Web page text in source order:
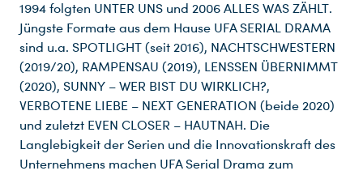
1994 folgten UNTER UNS und 2006 ALLES WAS ZÄHLT.
Jüngste Formate aus dem Hause UFA SERIAL DRAMA
sind u.a. SPOTLIGHT (seit 2016), NACHTSCHWESTERN
(2019/20), RAMPENSAU (2019), LENSSEN ÜBERNIMMT
(2020), SUNNY – WER BIST DU WIRKLICH?,
VERBOTENE LIEBE – NEXT GENERATION (beide 2020)
und zuletzt EVEN CLOSER – HAUTNAH. Die
Langlebigkeit der Serien und die Innovationskraft des
Unternehmens machen UFA Serial Drama zum